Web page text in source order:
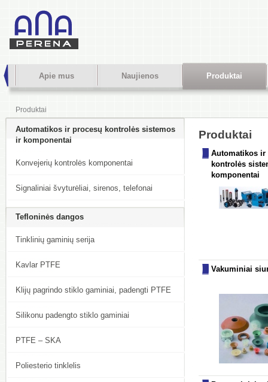
Apie mus Naujienos Produktai
Produktai
Automatikos ir procesų kontrolės sistemos
ir komponentai
Konvejerių kontrolės komponentai
Signaliniai švyturėliai, sirenos, telefonai
Tefloninės dangos
Tinklinių gaminių serija
Kavlar PTFE
Klijų pagrindo stiklo gaminiai, padengti PTFE
Silikonu padengto stiklo gaminiai
PTFE – SKA
Poliesterio tinklelis
Produktai
Automatikos ir
kontrolės
komponentai
Vakuminiai